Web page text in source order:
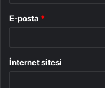
E-posta *
İnternet sitesi